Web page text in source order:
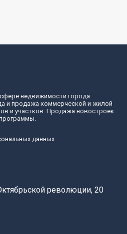
недвижимости города
и продажа коммерческой и жилой
и участков. Продажа новостроек
данных
революции, 20